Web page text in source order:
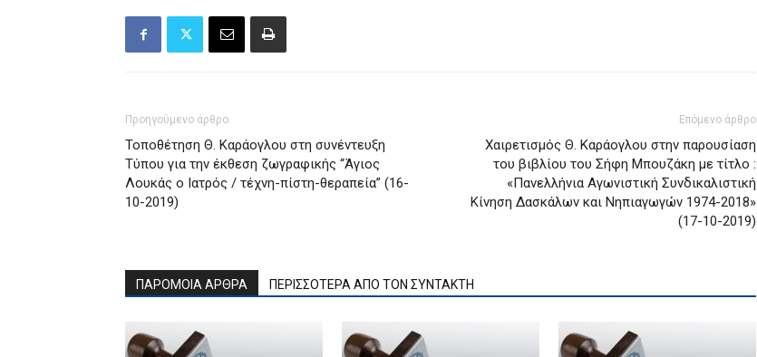
Προηγούμενο άρθρο
Τοποθέτηση Θ. Καράογλου στη συνέντευξη
Τύπου για την έκθεση ζωγραφικής “Άγιος
Λουκάς ο Ιατρός / τέχνη-πίστη-θεραπεία” (16-
10-2019)
Επόμενο άρθρο
Χαιρετισμός Θ. Καράογλου στην παρουσίαση
του βιβλίου του Σήφη Μπουζάκη με τίτλο :
«Πανελλήνια Αγωνιστική Συνδικαλιστική
Κίνηση Δασκάλων και Νηπιαγωγών 1974-2018»
(17-10-2019)
ΠΑΡΟΜΟΙΑ ΑΡΘΡΑ ΠΕΡΙΣΣΟΤΕΡΑ ΑΠΟ ΤΟΝ ΣΥΝΤΑΚΤΗ